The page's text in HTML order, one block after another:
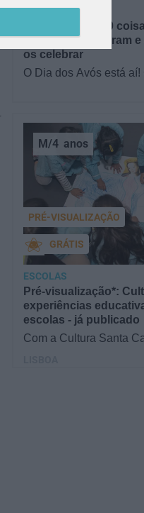
Dia dos Avós: 10
avós nos ensinaram
os celebrar
O Dia dos Avós está
BRINCAR
Pré-visualização*:
experiências
escolas - já publicado
Com a Cultura Santa
M/4 anos
GRÁTIS
PRÉ-VISUALIZAÇÃO
ESCOLAS